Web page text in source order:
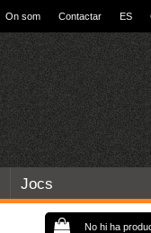
On som Contactar ES
Jocs
No hi ha